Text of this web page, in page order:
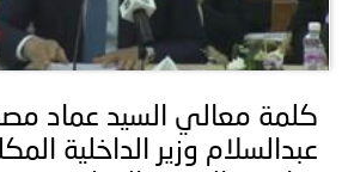
كلمة معالي السيد عماد
عبدالسلام وزير الداخلية